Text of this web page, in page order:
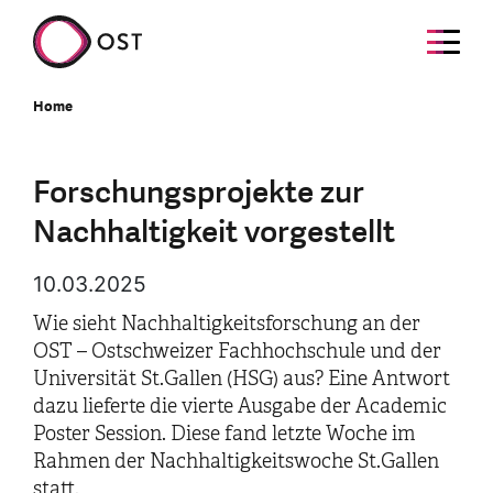
Home
Forschungsprojekte zur
Nachhaltigkeit vorgestellt
10.03.2025
Wie sieht Nachhaltigkeitsforschung an der
OST – Ostschweizer Fachhochschule und der
Universität St.Gallen (HSG) aus? Eine Antwort
dazu lieferte die vierte Ausgabe der Academic
Poster Session. Diese fand letzte Woche im
Rahmen der Nachhaltigkeitswoche St.Gallen